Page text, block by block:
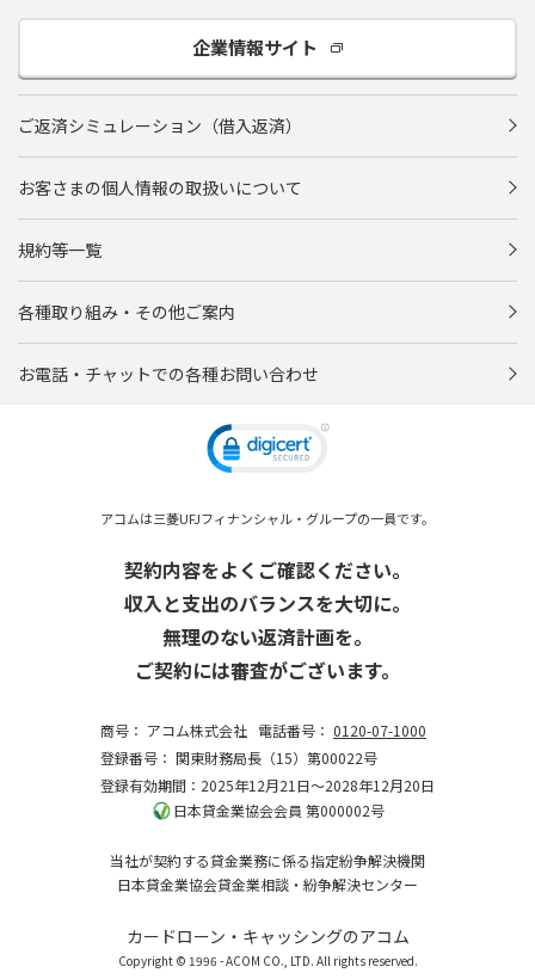
企業情報サイト
ご返済シミュレーション（借入返済）
お客さまの個人情報の取扱いについて
規約等一覧
各種取り組み・その他ご案内
お電話・チャットでの各種お問い合わせ
アコムは三菱UFJフィナンシャル・グループの一員です。
契約内容をよくご確認ください。
収入と支出のバランスを大切に。
無理のない返済計画を。
ご契約には審査がございます。
商号： アコム株式会社 電話番号： 0120-07-1000
登録番号： 関東財務局長（15）第00022号
登録有効期間：2025年12月21日～2028年12月20日
日本貸金業協会会員 第000002号
当社が契約する貸金業務に係る指定紛争解決機関
日本貸金業協会貸金業相談・紛争解決センター
カードローン・キャッシングのアコム
Copyright © 1996 - ACOM CO., LTD. All rights reserved.